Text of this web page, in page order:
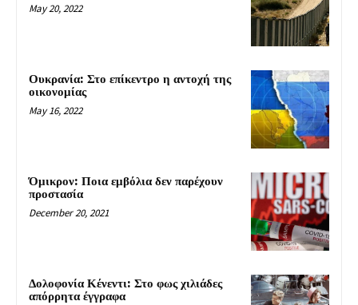
May 20, 2022
Ουκρανία: Στο επίκεντρο η αντοχή της
οικονομίας
May 16, 2022
Όμικρον: Ποια εμβόλια δεν παρέχουν
προστασία
December 20, 2021
Δολοφονία Κένεντι: Στο φως χιλιάδες
απόρρητα έγγραφα